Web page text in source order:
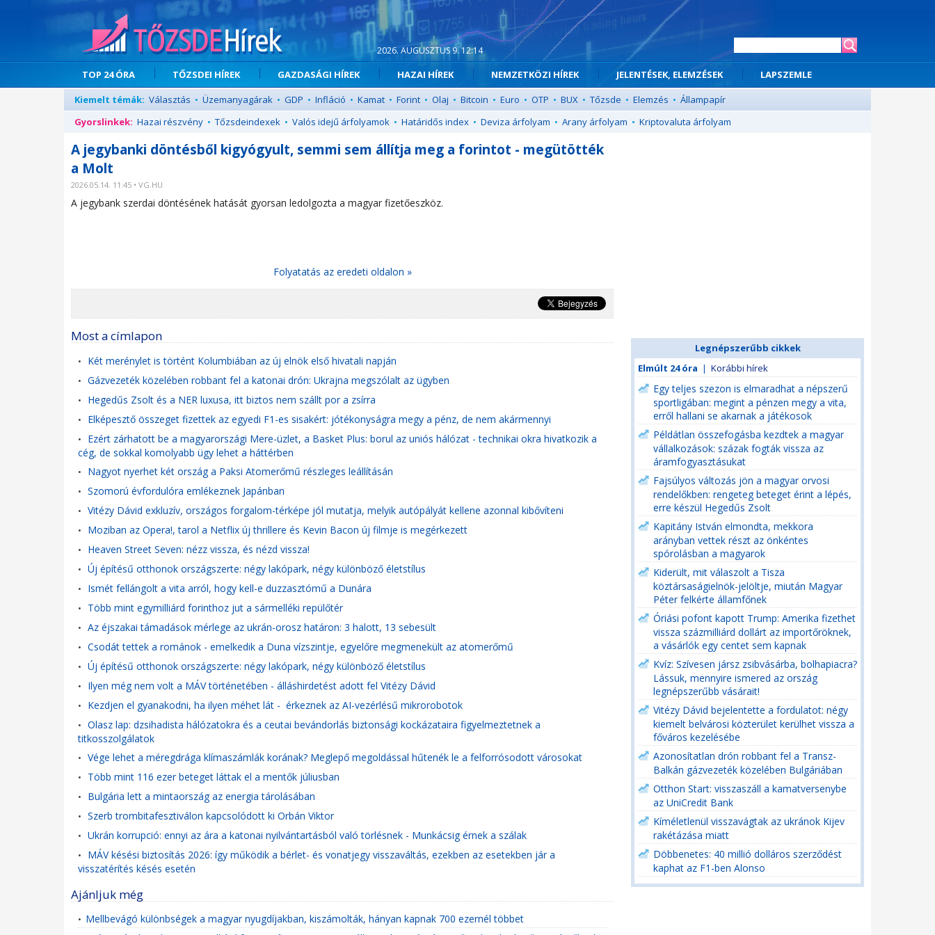
2026. AUGUSZTUS 9. 12:14
TOP 24 ÓRA TŐZSDEI HÍREK GAZDASÁGI HÍREK HAZAI HÍREK NEMZETKÖZI HÍREK JELENTÉSEK, ELEMZÉSEK
LAPSZEMLE
Kiemelt témák: Választás • Üzemanyagárak • GDP • Infláció • Kamat • Forint • Olaj • Bitcoin • Euro • OTP • BUX • Tőzsde • Elemzés • Állampapír
Gyorslinkek: Hazai részvény • Tőzsdeindexek • Valós idejű árfolyamok • Határidős index • Deviza árfolyam • Arany árfolyam • Kriptovaluta árfolyam
A jegybanki döntésből kigyógyult, semmi sem állítja meg a forintot - megütötték
a Molt
2026.05.14. 11:45 • VG.HU
A jegybank szerdai döntésének hatását gyorsan ledolgozta a magyar fizetőeszköz.
Folyatatás az eredeti oldalon »
Most a címlapon
• Két merénylet is történt Kolumbiában az új elnök első hivatali napján
• Gázvezeték közelében robbant fel a katonai drón: Ukrajna megszólalt az ügyben
• Hegedűs Zsolt és a NER luxusa, itt biztos nem szállt por a zsírra
• Elképesztő összeget fizettek az egyedi F1-es sisakért: jótékonyságra megy a pénz, de nem akármennyi
• Ezért zárhatott be a magyarországi Mere-üzlet, a Basket Plus: borul az uniós hálózat - technikai okra hivatkozik a
cég, de sokkal komolyabb ügy lehet a háttérben
• Nagyot nyerhet két ország a Paksi Atomerőmű részleges leállításán
• Szomorú évfordulóra emlékeznek Japánban
• Vitézy Dávid exkluzív, országos forgalom-térképe jól mutatja, melyik autópályát kellene azonnal kibővíteni
• Moziban az Opera!, tarol a Netflix új thrillere és Kevin Bacon új filmje is megérkezett
• Heaven Street Seven: nézz vissza, és nézd vissza!
• Új építésű otthonok országszerte: négy lakópark, négy különböző életstílus
• Ismét fellángolt a vita arról, hogy kell-e duzzasztómű a Dunára
• Több mint egymilliárd forinthoz jut a sármelléki repülőtér
• Az éjszakai támadások mérlege az ukrán-orosz határon: 3 halott, 13 sebesült
• Csodát tettek a románok - emelkedik a Duna vízszintje, egyelőre megmenekült az atomerőmű
• Új építésű otthonok országszerte: négy lakópark, négy különböző életstílus
• Ilyen még nem volt a MÁV történetében - álláshirdetést adott fel Vitézy Dávid
• Kezdjen el gyanakodni, ha ilyen méhet lát - érkeznek az AI-vezérlésű mikrorobotok
• Olasz lap: dzsihadista hálózatokra és a ceutai bevándorlás biztonsági kockázataira figyelmeztetnek a
titkosszolgálatok
• Vége lehet a méregdrága klímaszámlák korának? Meglepő megoldással hűtenék le a felforrósodott városokat
• Több mint 116 ezer beteget láttak el a mentők júliusban
• Bulgária lett a mintaország az energia tárolásában
• Szerb trombitafesztiválon kapcsolódott ki Orbán Viktor
• Ukrán korrupció: ennyi az ára a katonai nyilvántartásból való törlésnek - Munkácsig érnek a szálak
• MÁV késési biztosítás 2026: így működik a bérlet- és vonatjegy visszaváltás, ezekben az esetekben jár a
visszatérítés késés esetén
Ajánljuk még
• Mellbevágó különbségek a magyar nyugdíjakban, kiszámolták, hányan kapnak 700 ezernél többet
Legnépszerűbb cikkek
Elmúlt 24 óra | Korábbi hírek
Egy teljes szezon is elmaradhat a népszerű
sportligában: megint a pénzen megy a vita,
erről hallani se akarnak a játékosok
Példátlan összefogásba kezdtek a magyar
vállalkozások: százak fogták vissza az
áramfogyasztásukat
Fajsúlyos változás jön a magyar orvosi
rendelőkben: rengeteg beteget érint a lépés,
erre készül Hegedűs Zsolt
Kapitány István elmondta, mekkora
arányban vettek részt az önkéntes
spórolásban a magyarok
Kiderült, mit válaszolt a Tisza
köztársaságielnök-jelöltje, miután Magyar
Péter felkérte államfőnek
Óriási pofont kapott Trump: Amerika fizethet
vissza százmilliárd dollárt az importőröknek,
a vásárlók egy centet sem kapnak
Kvíz: Szívesen jársz zsibvásárba, bolhapiacra?
Lássuk, mennyire ismered az ország
legnépszerűbb vásárait!
Vitézy Dávid bejelentette a fordulatot: négy
kiemelt belvárosi közterület kerülhet vissza a
főváros kezelésébe
Azonosítatlan drón robbant fel a Transz-
Balkán gázvezeték közelében Bulgáriában
Otthon Start: visszaszáll a kamatversenybe
az UniCredit Bank
Kíméletlenül visszavágtak az ukránok Kijev
rakétázása miatt
Döbbenetes: 40 millió dolláros szerződést
kaphat az F1-ben Alonso